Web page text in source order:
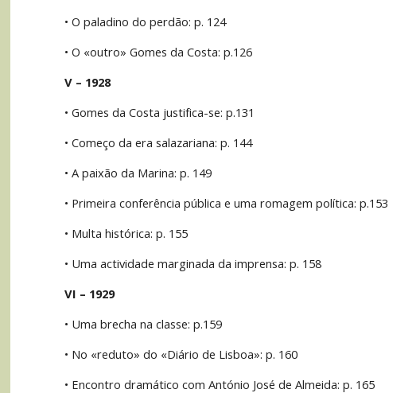
• O paladino do perdão: p. 124
• O «outro» Gomes da Costa: p.126
V – 1928
• Gomes da Costa justifica-se: p.131
• Começo da era salazariana: p. 144
• A paixão da Marina: p. 149
• Primeira conferência pública e uma romagem política: p.153
• Multa histórica: p. 155
• Uma actividade marginada da imprensa: p. 158
VI – 1929
• Uma brecha na classe: p.159
• No «reduto» do «Diário de Lisboa»: p. 160
• Encontro dramático com António José de Almeida: p. 165